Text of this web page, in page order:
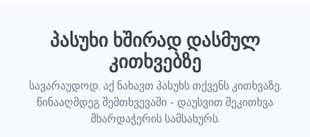
პასუხი ხშირად დასმულ
კითხვებზე
სავარაუდოდ, აქ ნახავთ პასუხს თქვენს კითხვაზე.
წინააღმდეგ შემთხვევაში - დაუსვით შეკითხვა
მხარდაჭერის სამსახურს.